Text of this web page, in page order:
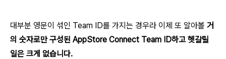
대부분 영문이 섞인 Team ID를 가지는 경우라 이제 또 알아볼 거
의 숫자로만 구성된 AppStore Connect Team ID하고 헷갈릴
일은 크게 없습니다.